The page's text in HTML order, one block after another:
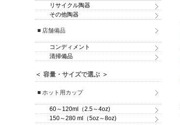
リサイクル陶器
その他陶器
■ 店舗備品
コンディメント
清掃備品
＜ 容量・サイズで選ぶ ＞
■ ホット用カップ
60～120ml（2.5～4oz)
150～280 ml（5oz～8oz)